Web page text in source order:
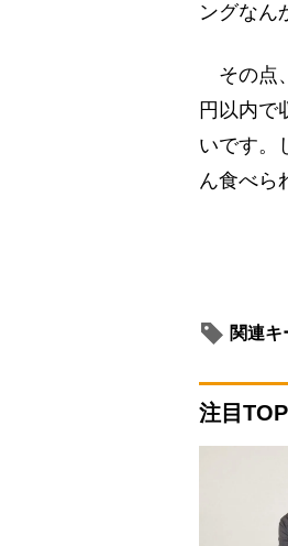
ングなん
その点
円以内で
いです。
ん食べら
関連キ
注目